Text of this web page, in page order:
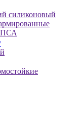
силиконовый